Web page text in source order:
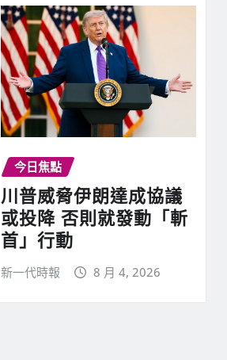
今日焦點
川普威脅伊朗達成協議
或投降 否則就發動「斬
首」行動
新一代時報 8 月 4, 2026